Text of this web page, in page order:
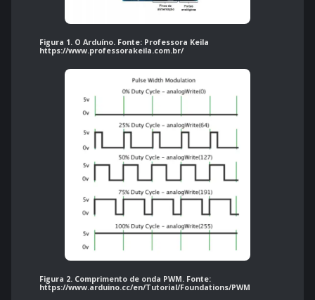
Figura 1. O Arduíno. Fonte: Professora Keila
https://www.professorakeila.com.br/
Figura 2. Comprimento de onda PWM. Fonte:
https://www.arduino.cc/en/Tutorial/Foundations/PWM